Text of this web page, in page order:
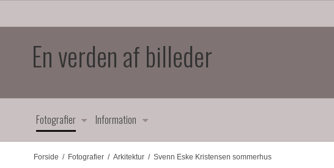
En verden af billeder
Fotografier Information
Forside / Fotografier / Arkitektur / Svenn Eske Kristensen sommerhus